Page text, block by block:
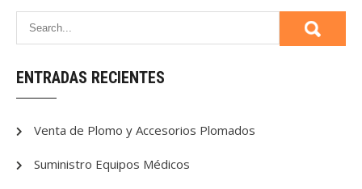
ENTRADAS RECIENTES
Venta de Plomo y Accesorios Plomados
Suministro Equipos Médicos